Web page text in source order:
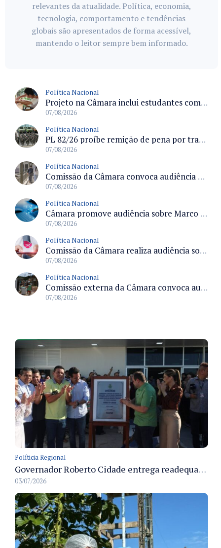
relevantes da atualidade. Política, economia,
tecnologia, comportamento e tendências
globais são apresentados de forma acessível,
mantendo o leitor sempre bem informado.
Política Nacional
Projeto na Câmara inclui estudantes com deficiência no regime escolar especial da LDB e estabelece critérios para frequência
07/08/2026
Política Nacional
PL 82/26 proíbe remição de pena por trabalho em funções militares para condenados por crimes contra o Estado Democrático de Direito
07/08/2026
Política Nacional
Comissão da Câmara convoca audiência para discutir misoginia nas escolas e universidades após divulgação de listas misóginas
07/08/2026
Política Nacional
Câmara promove audiência sobre Marco de Fomento à Economia Digital e impactos da inteligência artificial
07/08/2026
Política Nacional
Comissão da Câmara realiza audiência sobre apostas online para medir o tamanho do mercado ilegal
07/08/2026
Política Nacional
Comissão externa da Câmara convoca audiência pública sobre chuvas na Zona da Mata de Minas Gerais e impactos em Juiz de Fora
07/08/2026
Políticia Regional
Governador Roberto Cidade entrega readequação do ambulatório da FCecon e amplia capacidade de atendimento oncológico em Manaus
03/07/2026